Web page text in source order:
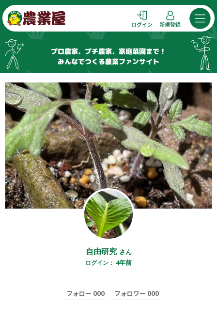
コ
ン
テ
ン
ツ
へ
キ
ッ
プ
ログイン 新規登録
プロ農家、プチ農家、家庭菜園まで！
みんなでつくる農業ファンサイト
自由研究 さん
ログイン： 4年前
フォロー 000 フォロワー 000